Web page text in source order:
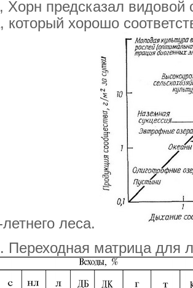
Хорн предсказал видовой
который хорошо
леса.
Переходная матрица для